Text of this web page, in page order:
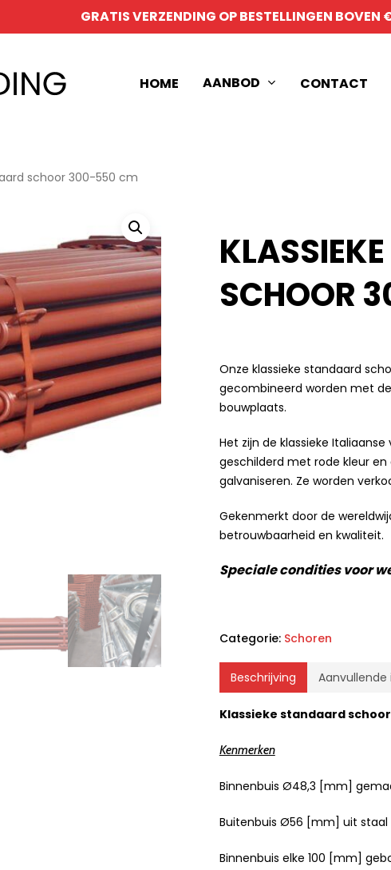
GRATIS VERZENDING OP BESTELLINGEN BOVEN
HOME AANBOD CONTACT
schoor 300-550 cm
SCHOOR
Onze klassieke standaard
gecombineerd worden met
bouwplaats.
Het zijn de klassieke
geschilderd met rode kleur
galvaniseren. Ze worden
Gekenmerkt door de
betrouwbaarheid en kwaliteit.
Speciale condities voor
Categorie: Schoren
Beschrijving
Klassieke standaard
Kenmerken
Binnenbuis Ø48,3 [mm]
Buitenbuis Ø56 [mm] uit staal
Binnenbuis elke 100 [mm]